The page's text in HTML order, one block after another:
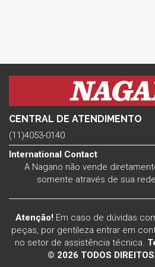
CENTRAL DE ATENDIMENTO
(11)4053-0140
International Contact
A Nagano não vende
somente através de sua
Atenção! Em caso de dúvidas
peças, por gentileza entrar em
no setor de assistência técnica.
© 2026 TODOS